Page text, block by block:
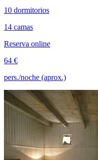
10 dormitorios
14 camas
Reserva online
64 €
pers./noche (aprox.)